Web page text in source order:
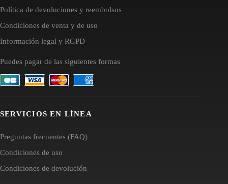
Política de devoluciones y reembolsos
Condiciones de venta y de uso
Información legal y RGPD
Puedes pagar de las siguientes formas
SERVICIOS EN LÍNEA
Preguntas frecuentes (FAQ)
Condiciones de uso
Condiciones de devolución